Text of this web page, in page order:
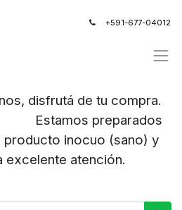
+591-677-04012
disfrutá de tu compra.
preparados
producto inocuo (sano) y
excelente atención.